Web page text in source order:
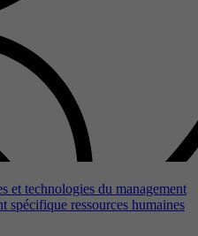
et technologies du management
spécifique ressources humaines